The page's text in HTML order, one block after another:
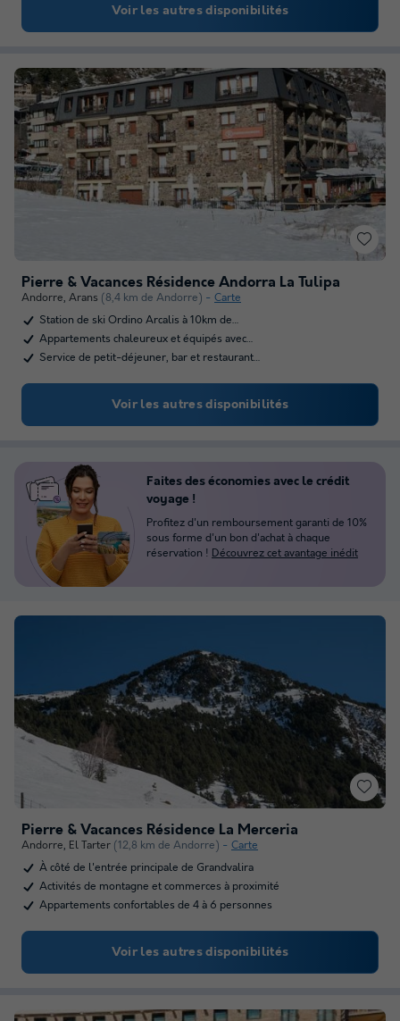
Voir les autres disponibilités
Pierre & Vacances Résidence Andorra La Tulipa
Andorre, Arans (8,4 km de Andorre)
Carte
Station de ski Ordino Arcalis à 10km de…
Appartements chaleureux et équipés avec…
Service de petit-déjeuner, bar et restaurant…
Voir les autres disponibilités
Pierre & Vacances Résidence La Merceria
Andorre, El Tarter (12,8 km de Andorre)
Carte
À côté de l'entrée principale de Grandvalira
Activités de montagne et commerces à proximité
Appartements confortables de 4 à 6 personnes
Voir les autres disponibilités
Faites des économies avec le crédit
voyage !
Profitez d'un remboursement garanti de 10%
sous forme d'un bon d'achat à chaque
réservation ! Découvrez cet avantage inédit